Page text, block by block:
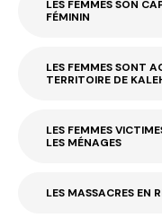
LES FEMMES SON
FÉMININ
LES FEMMES SONT
TERRITOIRE DE
LES FEMMES
LES MÉNAGES
LES MASSACRES EN